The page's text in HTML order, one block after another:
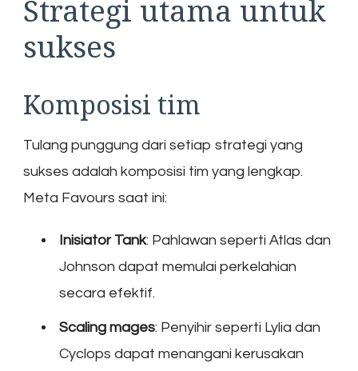
Strategi utama untuk
sukses
Komposisi tim
Tulang punggung dari setiap strategi yang
sukses adalah komposisi tim yang lengkap.
Meta Favours saat ini:
Inisiator Tank: Pahlawan seperti Atlas dan
Johnson dapat memulai perkelahian
secara efektif.
Scaling mages: Penyihir seperti Lylia dan
Cyclops dapat menangani kerusakan